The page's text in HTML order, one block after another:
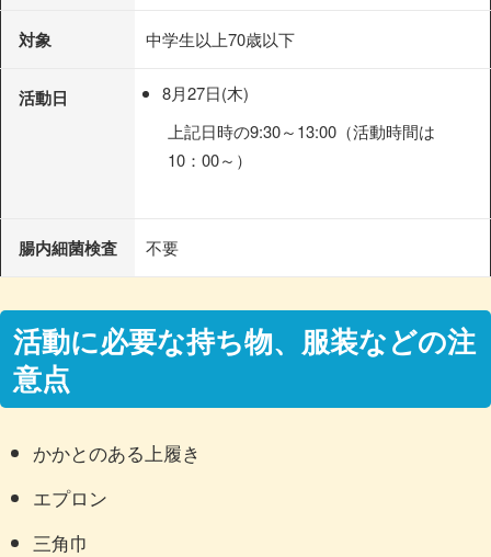
対象 中学生以上70歳以下
活動日
8月27日(木)
上記日時の9:30～13:00（活動時間は
10：00～）
腸内細菌検査 不要
活動に必要な持ち物、服装などの注
意点
かかとのある上履き
エプロン
三角巾